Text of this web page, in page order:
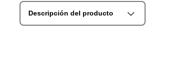
Descripción del producto